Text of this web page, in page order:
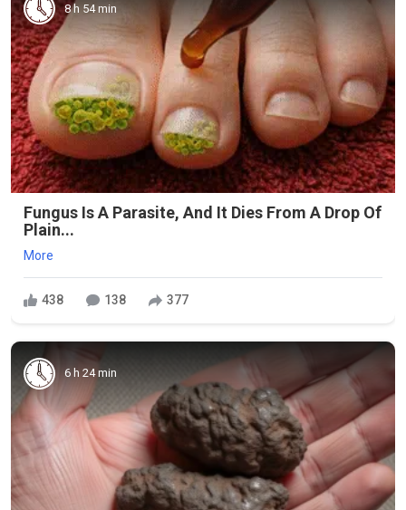
8 h 54 min
Fungus Is A Parasite, And It Dies From A Drop Of
Plain...
More
438 138 377
6 h 24 min